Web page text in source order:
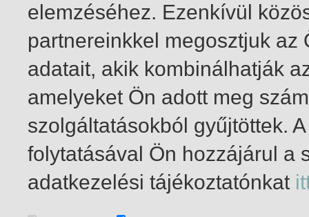
1-3 / összesen 3 találat
elemzéséhez. Ezenkívül
partnereinkkel megosztjuk
adatait, akik kombinálhatják
amelyeket Ön adott meg
szolgáltatásokból gyűjtöttek.
folytatásával Ön hozzájárul a
adatkezelési tájékoztatónkat